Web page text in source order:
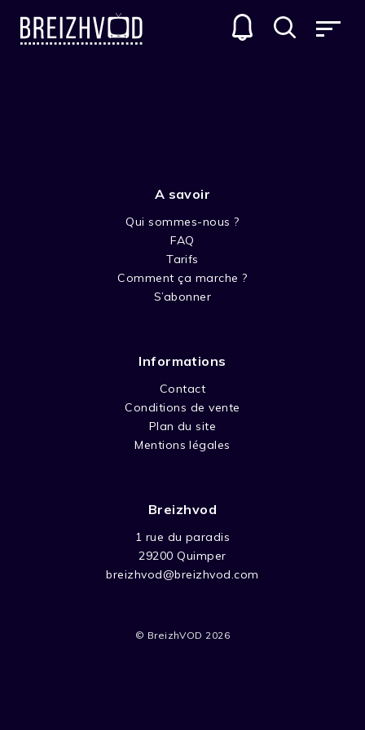
A savoir
Qui sommes-nous ?
FAQ
Tarifs
Comment ça marche ?
S’abonner
Informations
Contact
Conditions de vente
Plan du site
Mentions légales
Breizhvod
1 rue du paradis
29200 Quimper
breizhvod@breizhvod.com
© BreizhVOD 2026